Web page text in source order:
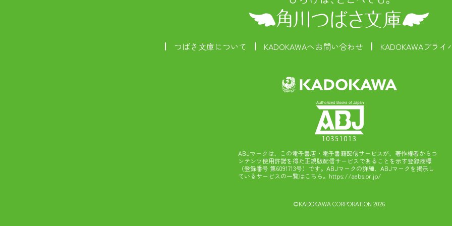
つばさ文庫について KADOKAWAへお問い合わせ KADOKAWAプラ
ABJマークは、この電子書店・電子書籍配信サービスが、著作権者からコ
ンテンツ使用許諾を得た正規版配信サービスであることを示す登録商標
（登録番号 第6091713号）です。ABJマークの詳細、ABJマークを掲示し
ているサービスの一覧はこちら。 https://aebs.or.jp/
©KADOKAWA CORPORATION 2026